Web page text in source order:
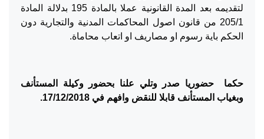
لتقديمه بعد المدة القانونية عملا بالمادة 195 بدلالة المادة
205/1 من قانون اصول المحاكمات المدنية والتجارية دون
الحكم باية رسوم او مصاريف او اتعاب محاماة.
حكما حضوريا صدر وتلي علنا بحضور وكيلة المستأنف
وبغياب المستأنف قابلا للنقض وافهم في 17/12/2018.